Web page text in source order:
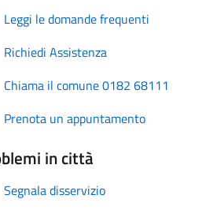
Leggi le domande frequenti
Richiedi Assistenza
Chiama il comune 0182 68111
Prenota un appuntamento
in città
Segnala disservizio